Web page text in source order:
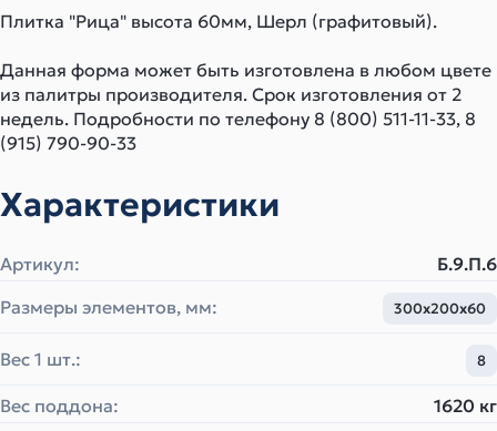
Плитка "Рица" высота 60мм, Шерл (графитовый).
Данная форма может быть изготовлена в любом цвете
из палитры производителя. Срок изготовления от 2
недель. Подробности по телефону 8 (800) 511-11-33, 8
(915) 790-90-33
Характеристики
Артикул:
Б.9.П.6
Размеры элементов, мм:
300х200х60
Вес 1 шт.: 8
Вес поддона:
1620 кг